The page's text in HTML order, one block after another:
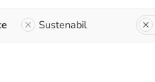
Sustenabil